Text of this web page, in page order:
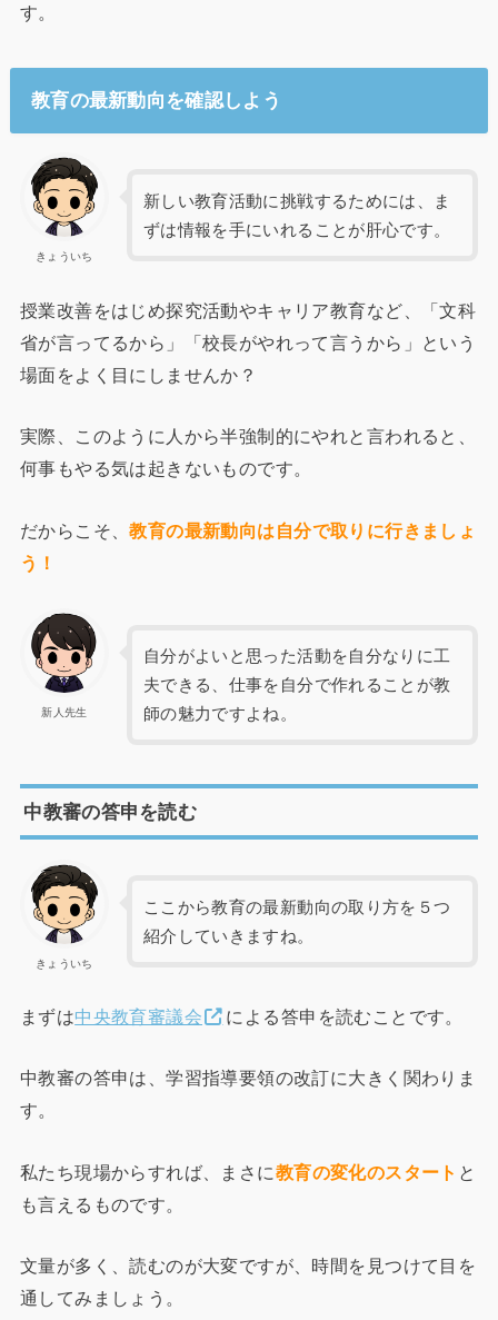
す。
教育の最新動向を確認しよう
きょういち
新しい教育活動に挑戦するためには、ま
ずは情報を手にいれることが肝心です。
授業改善をはじめ探究活動やキャリア教育など、「文科
省が言ってるから」「校長がやれって言うから」という
場面をよく目にしませんか？
実際、このように人から半強制的にやれと言われると、
何事もやる気は起きないものです。
だからこそ、教育の最新動向は自分で取りに行きましょ
う！
新人先生
自分がよいと思った活動を自分なりに工
夫できる、仕事を自分で作れることが教
師の魅力ですよね。
中教審の答申を読む
きょういち
ここから教育の最新動向の取り方を５つ
紹介していきますね。
まずは中央教育審議会 による答申を読むことです。
中教審の答申は、学習指導要領の改訂に大きく関わりま
す。
私たち現場からすれば、まさに教育の変化のスタート と
も言えるものです。
文量が多く、読むのが大変ですが、時間を見つけて目を
通してみましょう。